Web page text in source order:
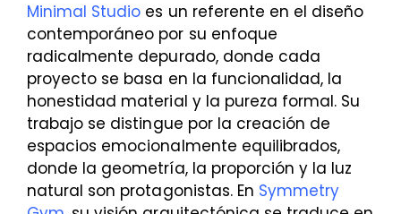
Minimal Studio es un referente en el diseño
contemporáneo por su enfoque
radicalmente depurado, donde cada
proyecto se basa en la funcionalidad, la
honestidad material y la pureza formal. Su
trabajo se distingue por la creación de
espacios emocionalmente equilibrados,
donde la geometría, la proporción y la luz
natural son protagonistas. En Symmetry